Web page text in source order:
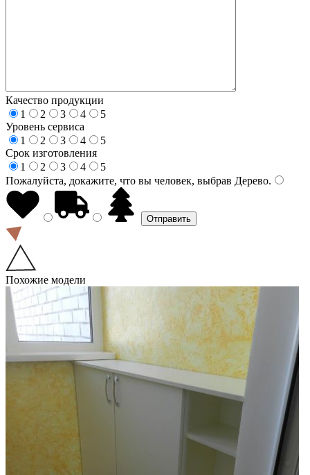
Качество продукции
1
2 3 4
5
Уровень сервиса
1
2 3 4
5
Срок изготовления
1
2 3 4
5
Пожалуйста, докажите, что вы человек, выбрав Дерево.
Похожие модели